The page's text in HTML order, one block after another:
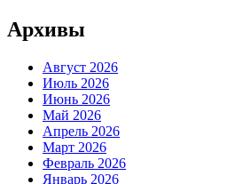
Архивы
Август 2026
Июль 2026
Июнь 2026
Май 2026
Апрель 2026
Март 2026
Февраль 2026
Январь 2026